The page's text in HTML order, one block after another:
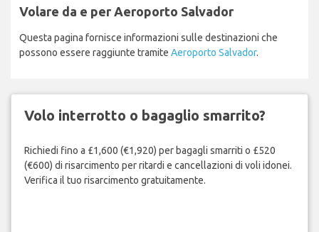
Volare da e per Aeroporto Salvador
Questa pagina fornisce informazioni sulle destinazioni che
possono essere raggiunte tramite Aeroporto Salvador.
Volo interrotto o bagaglio smarrito?
Richiedi fino a £1,600 (€1,920) per bagagli smarriti o £520
(€600) di risarcimento per ritardi e cancellazioni di voli idonei.
Verifica il tuo risarcimento gratuitamente.